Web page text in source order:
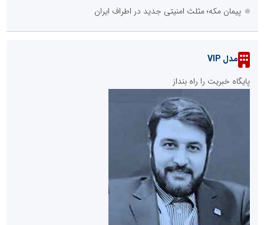
پیمان مکه؛ مثلث امنیتی جدید در اطراف ایران
مدل VIP
پایگاه خبریت را راه بنداز